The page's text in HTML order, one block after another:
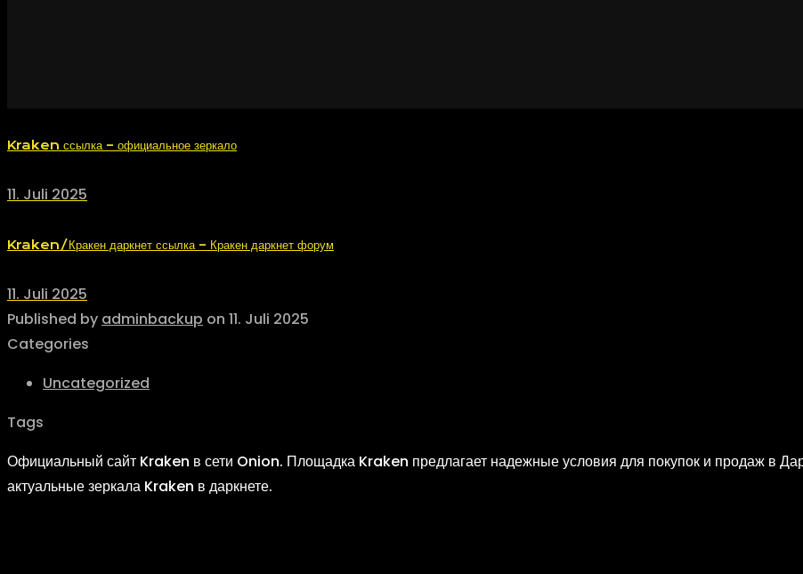
Kraken ссылка – официальное зеркало
11. Juli 2025
Kraken/Кракен даркнет ссылка – Кракен даркнет форум
11. Juli 2025
Published by adminbackup on 11. Juli 2025
Categories
Uncategorized
Tags
Официальный сайт Kraken в сети Onion. Площадка Kraken предлагает надежные условия для покупок и продаж в
актуальные зеркала Kraken в даркнете.